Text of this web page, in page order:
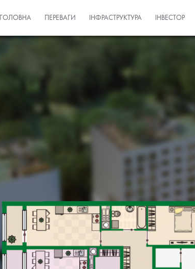
ГОЛОВНА ПЕРЕВАГИ ІНФРАСТРУКТУРА ІНВЕСТОР
Квартира
№7 кімнат: 1
ЗАГАЛЬНА ПЛОЩА -47.90 М2